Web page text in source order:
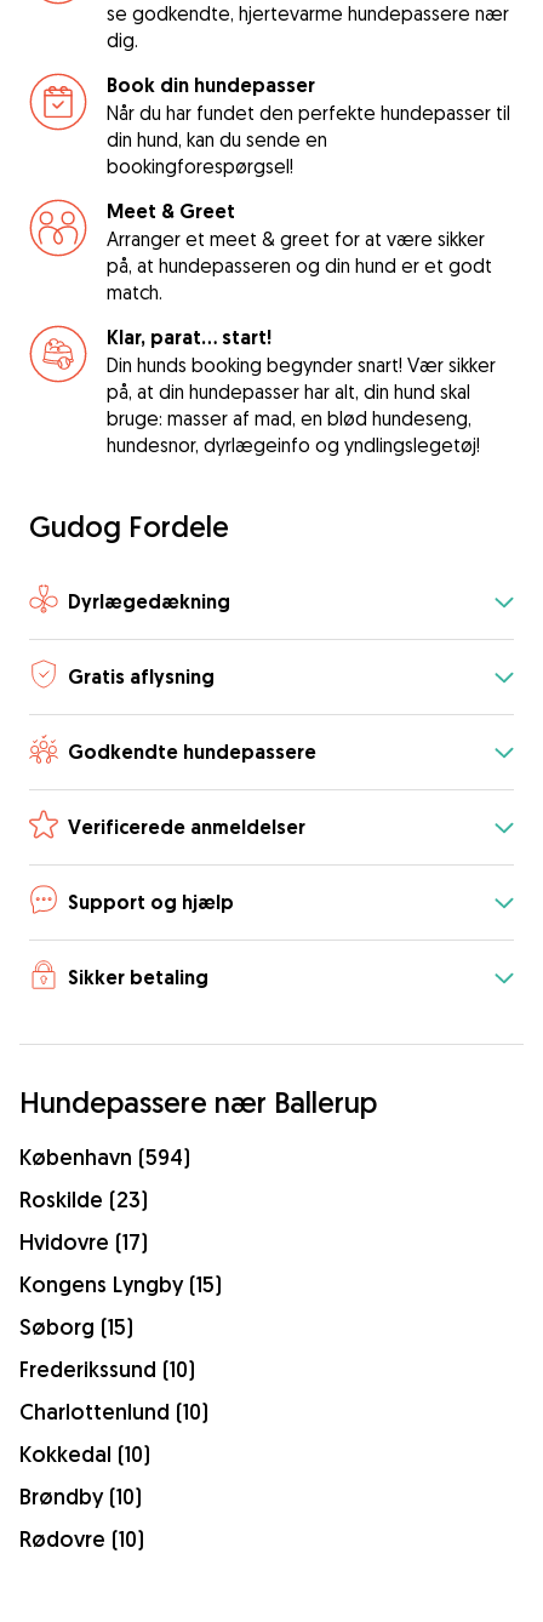
se godkendte, hjertevarme hundepassere nær
dig.
Book din hundepasser
Når du har fundet den perfekte hundepasser til
din hund, kan du sende en
bookingforespørgsel!
Meet & Greet
Arranger et meet & greet for at være sikker
på, at hundepasseren og din hund er et godt
match.
Klar, parat... start!
Din hunds booking begynder snart! Vær sikker
på, at din hundepasser har alt, din hund skal
bruge: masser af mad, en blød hundeseng,
hundesnor, dyrlægeinfo og yndlingslegetøj!
Gudog Fordele
Dyrlægedækning
Gratis aflysning
Godkendte hundepassere
Verificerede anmeldelser
Support og hjælp
Sikker betaling
Hundepassere nær Ballerup
København (594)
Roskilde (23)
Hvidovre (17)
Kongens Lyngby (15)
Søborg (15)
Frederikssund (10)
Charlottenlund (10)
Kokkedal (10)
Brøndby (10)
Rødovre (10)